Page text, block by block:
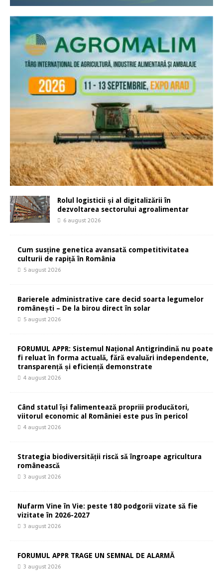
Rolul logisticii și al digitalizării în
dezvoltarea sectorului agroalimentar
6 august 2026
Cum susține genetica avansată competitivitatea
culturii de rapiță în România
5 august 2026
Barierele administrative care decid soarta legumelor
românești – De la birou direct în solar
5 august 2026
FORUMUL APPR: Sistemul Național Antigrindină nu poate
fi reluat în forma actuală, fără evaluări independente,
transparență și eficiență demonstrate
4 august 2026
Când statul își falimentează propriii producători,
viitorul economic al României este pus în pericol
4 august 2026
Strategia biodiversității riscă să îngroape agricultura
românească
3 august 2026
Nufarm Vine în Vie: peste 180 podgorii vizate să fie
vizitate în 2026-2027
3 august 2026
FORUMUL APPR TRAGE UN SEMNAL DE ALARMĂ
3 august 2026